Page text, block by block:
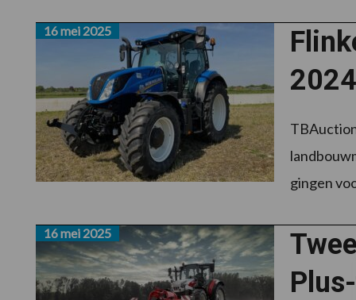
2024
16 mei 2025
gingen
16 mei 2025